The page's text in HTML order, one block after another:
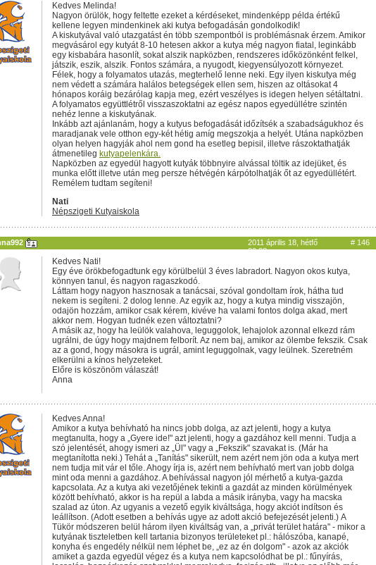
Kedves Melinda!
Nagyon örülök, hogy feltette ezeket a kérdéseket, mindenképp példa értékű
kellene legyen mindenkinek aki kutya befogadásán gondolkodik!
A kiskutyával való utazgatást én több szempontból is problémásnak érzem. Amikor
megvásárol egy kutyát 8-10 hetesen akkor a kutya még nagyon fiatal, leginkább
egy kisbabára hasonlít, sokat alszik napközben, rendszeres időközönként felkel,
játszik, eszik, alszik. Fontos számára, a nyugodt, kiegyensúlyozott környezet.
Félek, hogy a folyamatos utazás, megterhelő lenne neki. Egy ilyen kiskutya még
nem védett a számára halálos betegségek ellen sem, hiszen az oltásokat 4
hónapos koráig bezárólag kapja meg, ezért veszélyes is idegen helyen sétáltatni.
A folyamatos együttlétről visszaszoktatni az egész napos egyedüllétre szintén
nehéz lenne a kiskutyának.
Inkább azt ajánlanám, hogy a kutyus befogadását időzítsék a szabadságukhoz és
maradjanak vele otthon egy-két hétig amíg megszokja a helyét. Utána napközben
olyan helyen hagyják ahol nem gond ha esetleg bepisil, illetve rászoktathatják
átmenetileg kutyapelenkára.
Napközben az egyedül hagyott kutyák többnyire alvással töltik az idejüket, és
munka előtt illetve után meg persze hétvégén kárpótolhatják őt az egyedüllétért.
Remélem tudtam segíteni!
Nati
Népszigeti Kutyaiskola
2011 április 18, hétfő
00:03
# 146
Kedves Nati!
Egy éve örökbefogadtunk egy körülbelül 3 éves labradort. Nagyon okos kutya,
könnyen tanul, és nagyon ragaszkodó.
Láttam hogy nagyon hasznosak a tanácsai, szóval gondoltam írok, hátha tud
nekem is segíteni. 2 dolog lenne. Az egyik az, hogy a kutya mindig visszajön,
odajön hozzám, amikor csak kérem, kivéve ha valami fontos dolga akad, mert
akkor nem. Hogyan tudnék ezen változtatni?
A másik az, hogy ha leülök valahova, leguggolok, lehajolok azonnal elkezd rám
ugrálni, de úgy hogy majdnem felborít. Az nem baj, amikor az ölembe fekszik. Csak
az a gond, hogy másokra is ugrál, amint leguggolnak, vagy leülnek. Szeretném
elkerülni a kínos helyzeteket.
Előre is köszönöm válaszát!
Anna
Kedves Anna!
Amikor a kutya behívható ha nincs jobb dolga, az azt jelenti, hogy a kutya
megtanulta, hogy a „Gyere ide!" azt jelenti, hogy a gazdához kell menni. Tudja a
szó jelentését, ahogy ismeri az „Ül" vagy a „Fekszik" szavakat is. (Már ha
megtanította neki.) Tehát a „Tanítás" sikerült, nem azért nem jön oda a kutya mert
nem tudja mit vár el tőle. Ahogy írja is, azért nem behívható mert van jobb dolga
mint oda menni a gazdához. A behívással nagyon jól mérhető a kutya-gazda
kapcsolata. Az a kutya aki vezetőjének tekinti a gazdát az minden körülmények
között behívható, akkor is ha repül a labda a másik irányba, vagy ha macska
szalad az úton. Az ugyanis a vezető egyik kiváltsága, hogy akciót indítson és
leállítson. (Adott esetben a behívás ugye az adott akció befejezését jelenti.) A
Tükör módszeren belül három ilyen kiváltság van, a „privát terület határa" - mikor a
kutyának tiszteletben kell tartania bizonyos területeket pl.: hálószóba, kanapé,
konyha és engedély nélkül nem léphet be, „ez az én dolgom" - azok az akciók
amiket a gazda egyedül végez és a kutya nem kapcsolódhat be pl.: fűnyírás,